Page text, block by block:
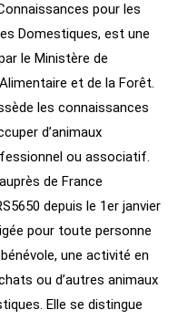
pour les
Domestiques, est une
le Ministère de
et de la Forêt.
les connaissances
d’animaux
ou associatif.
de France
depuis le 1er janvier
pour toute personne
une activité en
ou d’autres animaux
Elle se distingue